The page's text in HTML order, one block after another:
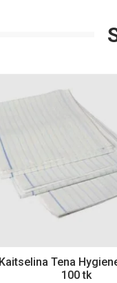
Kaitselina Tena
100 tk